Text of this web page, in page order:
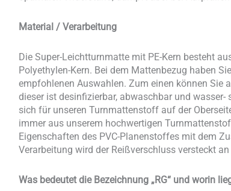
Material / Verarbeitung
Die Super-Leichtturnmatte mit PE-Kern besteht
Polyethylen-Kern. Bei dem Mattenbezug haben
empfohlenen Auswahlen. Zum einen können Sie
dieser ist desinfizierbar, abwaschbar und wasser-
sich für unseren Turnmattenstoff auf der
immer aus unserem hochwertigen
Eigenschaften des PVC-Planenstoffes mit dem
Verarbeitung wird der Reißverschluss versteckt
Was bedeutet die Bezeichnung „RG“ und worin